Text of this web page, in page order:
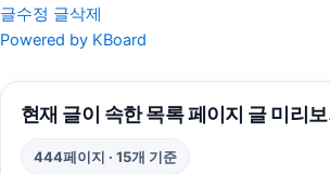
글수정 글삭제
Powered by KBoard
현재 글이 속한 목록 페이지 글 미리보
444페이지 · 15개 기준